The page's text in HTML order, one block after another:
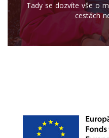
Tady se dozvíte vše o
cestách